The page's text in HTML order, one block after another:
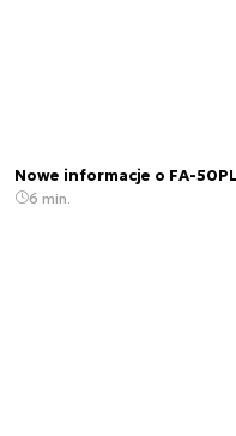
Nowe informacje o FA-
6 min.